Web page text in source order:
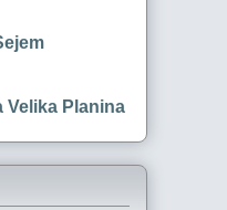
Velika Planina